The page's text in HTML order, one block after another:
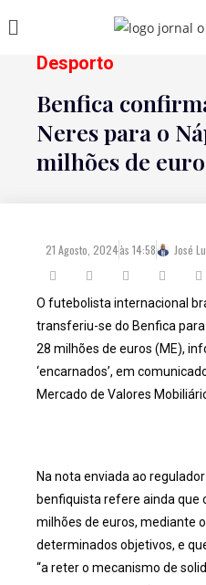
Desporto
Benfica
Neres para o
milhões de
21 Agosto, 2024às 14:58 José
O futebolista internacional
transferiu-se do Benfica
28 milhões de euros (ME),
‘encarnados’, em
Mercado de Valores
Na nota enviada ao
benfiquista refere ainda que
milhões de euros, mediante
determinados objetivos, e
“a reter o mecanismo de